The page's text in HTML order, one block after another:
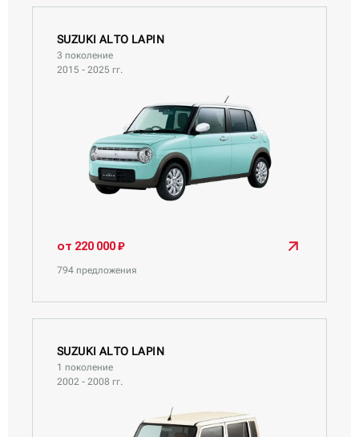
SUZUKI ALTO LAPIN
3 поколение
2015 - 2025 гг.
от 220 000 ₽
794 предложения
SUZUKI ALTO LAPIN
1 поколение
2002 - 2008 гг.